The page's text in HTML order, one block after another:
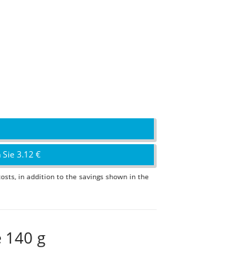
3.12 €
in addition to the savings shown in the
140 g